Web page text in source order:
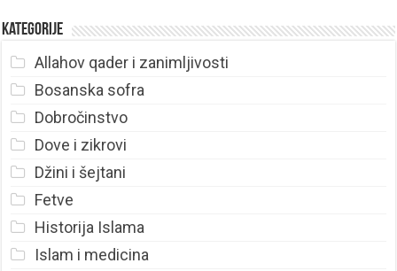
Kategorije
Allahov qader i zanimljivosti
Bosanska sofra
Dobročinstvo
Dove i zikrovi
Džini i šejtani
Fetve
Historija Islama
Islam i medicina